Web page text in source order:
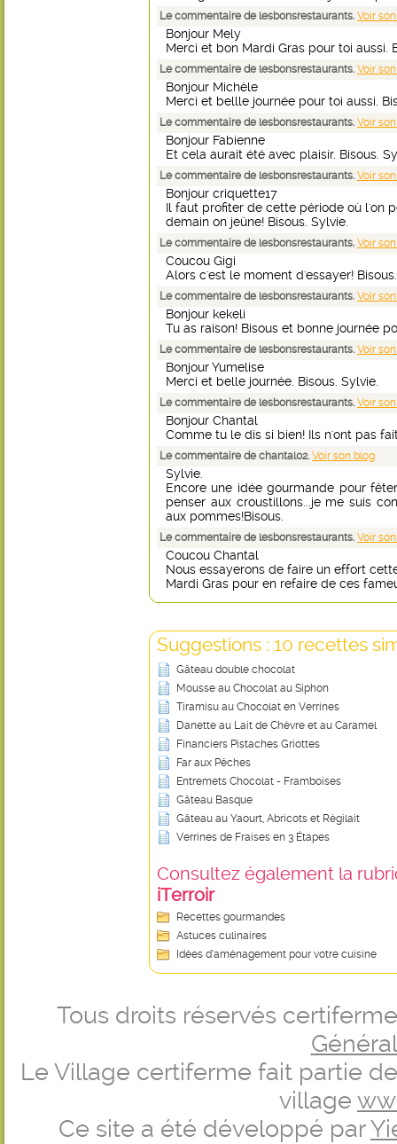
Le commentaire de lesbonsrestaurants. Voir
Bonjour Mely
Merci et bon Mardi Gras pour toi aussi.
Le commentaire de lesbonsrestaurants. Voir
Bonjour Michèle
Merci et bellle journée pour toi aussi.
Le commentaire de lesbonsrestaurants. Voir
Bonjour Fabienne
Et cela aurait été avec plaisir. Bisous.
Le commentaire de lesbonsrestaurants. Voir
Bonjour criquette17
Il faut profiter de cette période où l'on
demain on jeûne! Bisous. Sylvie.
Le commentaire de lesbonsrestaurants. Voir
Coucou Gigi
Alors c'est le moment d'essayer!
Le commentaire de lesbonsrestaurants. Voir
Bonjour kekeli
Tu as raison! Bisous et bonne journée
Le commentaire de lesbonsrestaurants. Voir
Bonjour Yumelise
Merci et belle journée. Bisous. Sylvie.
Le commentaire de lesbonsrestaurants. Voir
Bonjour Chantal
Comme tu le dis si bien! Ils n'ont pas
Le commentaire de chantal02. Voir son blog
Sylvie.
Encore une idée gourmande pour
penser aux croustillons...je me suis
aux pommes!Bisous.
Le commentaire de lesbonsrestaurants. Voir
Coucou Chantal
Nous essayerons de faire un effort
Mardi Gras pour en refaire de ces
Suggestions : 10 recettes
Gâteau double chocolat
Mousse au Chocolat au Siphon
Tiramisu au Chocolat en Verrines
Danette au Lait de Chèvre et au Caramel
Financiers Pistaches Griottes
Far aux Pêches
Entremets Chocolat - Framboises
Gâteau Basque
Gâteau au Yaourt, Abricots et Régilait
Verrines de Fraises en 3 Étapes
Consultez également la
iTerroir
Recettes gourmandes
Astuces culinaires
Idées d’aménagement pour votre cuisine
Tous droits réservés
Le Village certiferme fait partie
village
Ce site a été développé par